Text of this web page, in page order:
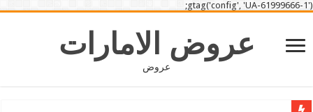
gtag('config', 'UA-61999666-1');
عروض الامارات
عروض